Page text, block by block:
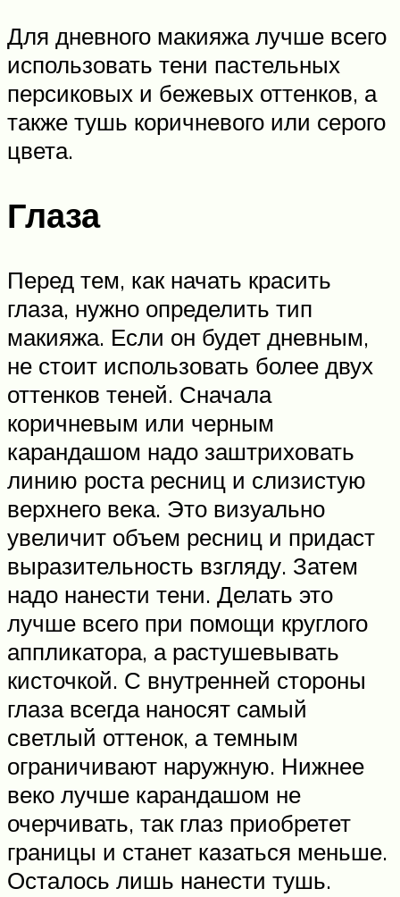
Для дневного макияжа лучше всего
использовать тени пастельных
персиковых и бежевых оттенков, а
также тушь коричневого или серого
цвета.
Глаза
Перед тем, как начать красить
глаза, нужно определить тип
макияжа. Если он будет дневным,
не стоит использовать более двух
оттенков теней. Сначала
коричневым или черным
карандашом надо заштриховать
линию роста ресниц и слизистую
верхнего века. Это визуально
увеличит объем ресниц и придаст
выразительность взгляду. Затем
надо нанести тени. Делать это
лучше всего при помощи круглого
аппликатора, а растушевывать
кисточкой. С внутренней стороны
глаза всегда наносят самый
светлый оттенок, а темным
ограничивают наружную. Нижнее
веко лучше карандашом не
очерчивать, так глаз приобретет
границы и станет казаться меньше.
Осталось лишь нанести тушь.